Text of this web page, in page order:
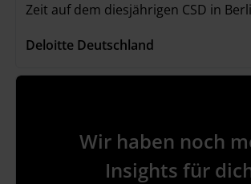
Zeit auf dem diesjährigen CSD in
unseren Alltag nehmen und
Deloitte Deutschland
Wir haben noch
Insights für